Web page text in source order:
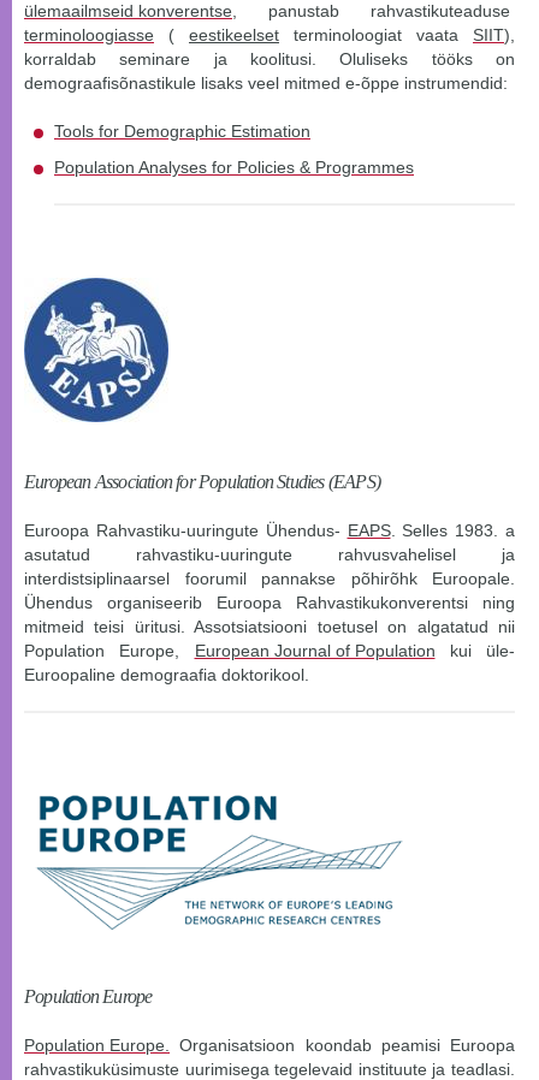
ülemaailmseid konverentse , panustab rahvastikuteaduse
terminoloogiasse ( eestikeelset terminoloogiat vaata SIIT),
korraldab seminare ja koolitusi. Oluliseks tööks on
demograafisõnastikule lisaks veel mitmed e-õppe instrumendid:
Tools for Demographic Estimation
Population Analyses for Policies & Programmes
European Association for Population Studies (EAPS)
Euroopa Rahvastiku-uuringute Ühendus- EAPS. Selles 1983. a
asutatud rahvastiku-uuringute rahvusvahelisel ja
interdistsiplinaarsel foorumil pannakse põhirõhk Euroopale.
Ühendus organiseerib Euroopa Rahvastikukonverentsi ning
mitmeid teisi üritusi. Assotsiatsiooni toetusel on algatatud nii
Population Europe, European Journal of Population kui üle-
Euroopaline demograafia doktorikool.
Population Europe
Population Europe.
Organisatsioon koondab peamisi Euroopa
rahvastikuküsimuste uurimisega tegelevaid instituute ja teadlasi.